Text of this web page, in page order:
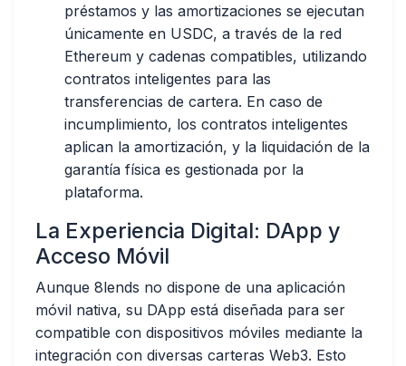
préstamos y las amortizaciones se ejecutan
únicamente en USDC, a través de la red
Ethereum y cadenas compatibles, utilizando
contratos inteligentes para las
transferencias de cartera. En caso de
incumplimiento, los contratos inteligentes
aplican la amortización, y la liquidación de la
garantía física es gestionada por la
plataforma.
La Experiencia Digital: DApp y
Acceso Móvil
Aunque 8lends no dispone de una aplicación
móvil nativa, su DApp está diseñada para ser
compatible con dispositivos móviles mediante la
integración con diversas carteras Web3. Esto